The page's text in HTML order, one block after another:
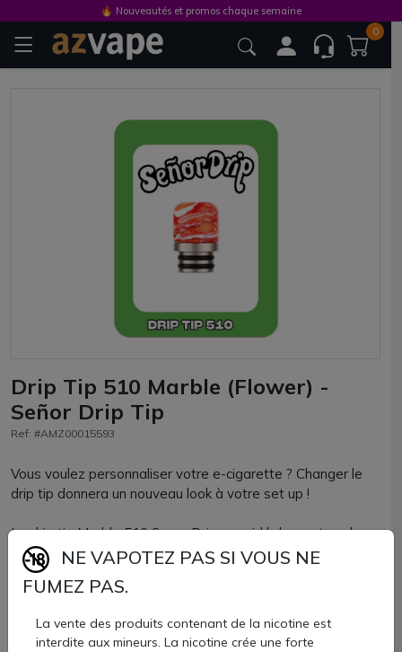
0
Drip Tip 510 Marble (Flower) -
Señor Drip Tip
Ref: #AMZ00015593
Vous voulez personnaliser votre e-cigarette ? Changer le
drip tip donnera un nouveau look à votre set up !
Le drip tip Marble 510 Senor Drip sera idéal avec tous les
clearomiseurs et atomiseurs compatibles avec un embout
de format 510.
que ses 2 joints toriques pour un maintien renforcé.
🔥 Nouveautés et promos chaque semaine
NE VAPOTEZ PAS SI VOUS NE
FUMEZ PAS.
La vente des produits contenant de la nicotine est
interdite aux mineurs. La nicotine crée une forte